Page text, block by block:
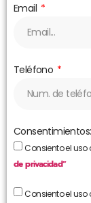
Email
Teléfono
Consentimientos:
Consiento el
de privacidad”
Consiento el